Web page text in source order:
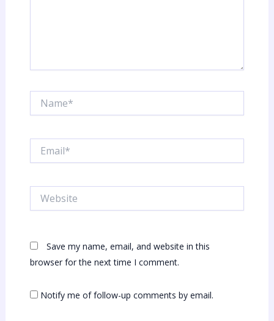
Save my name, email, and website in this
browser for the next time I comment.
Notify me of follow-up comments by email.